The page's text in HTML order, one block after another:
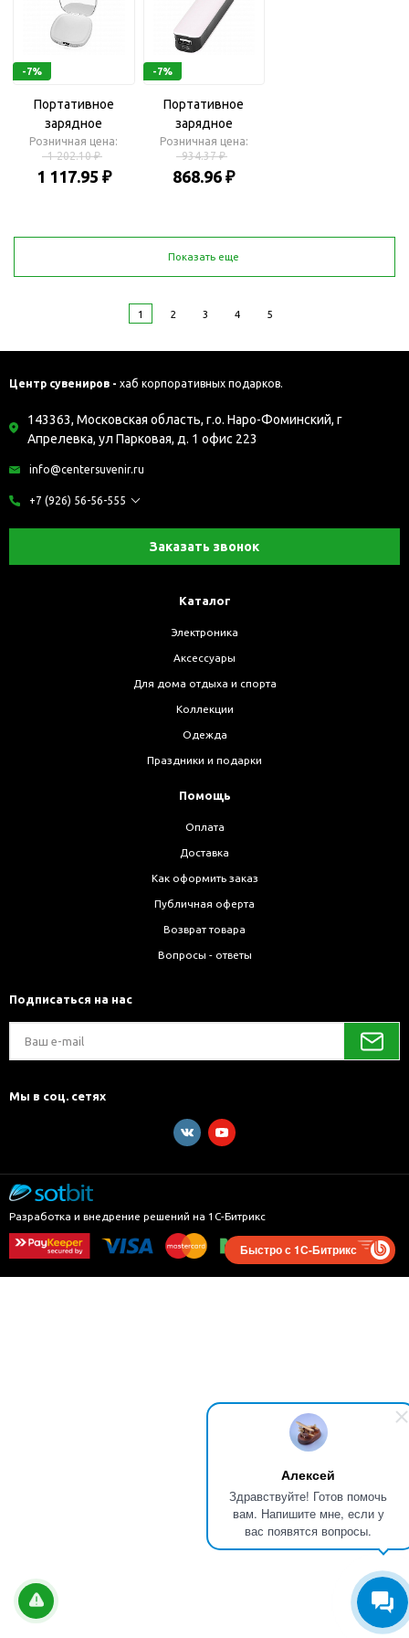
Алексей
Здравствуйте! Готов помочь
вам. Напишите мне, если у
вас появятся вопросы.
-7%
Портативное
зарядное
устройство
«Рефлект», 4000
mAh
Розничная цена:
1 202.10 ₽
1 117.95 ₽
-7%
Портативное
зарядное
устройство «Edge»,
2000 mAh
Розничная цена:
934.37 ₽
868.96 ₽
Показать еще
1 2 3 4 5
Центр сувениров - хаб корпоративных подарков.
143363, Московская область, г.о. Наро-Фоминский, г
Апрелевка, ул Парковая, д. 1 офис 223
info@centersuvenir.ru
+7 (926) 56-56-555
Заказать звонок
Каталог
Электроника
Аксессуары
Для дома отдыха и спорта
Коллекции
Одежда
Праздники и подарки
Помощь
Оплата
Доставка
Как оформить заказ
Публичная оферта
Возврат товара
Вопросы - ответы
Подписаться на нас
Мы в соц. сетях
Разработка и внедрение решений на 1С-Битрикс
Быстро с 1С-Битрикс